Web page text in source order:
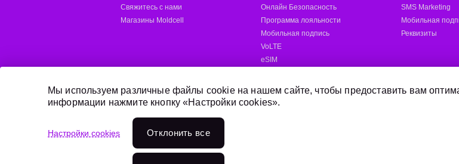
Свяжитесь с нами
Магазины Moldcell
Онлайн Безопасность
Программа лояльности
Мобильная подпись
VoLTE
eSIM
SMS Marketing
Мобильная
Реквизиты
Онлайн пополнение
Мы используем различные файлы cookie на нашем сайте, чтобы предоставить вам
информации нажмите кнопку «Настройки cookies».
Настройки cookies Отклонить всe